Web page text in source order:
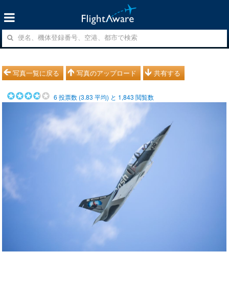
写真一覧に戻る 写真のアップロード 共有する
6 投票数 (3.83 平均) と 1,843 閲覧数